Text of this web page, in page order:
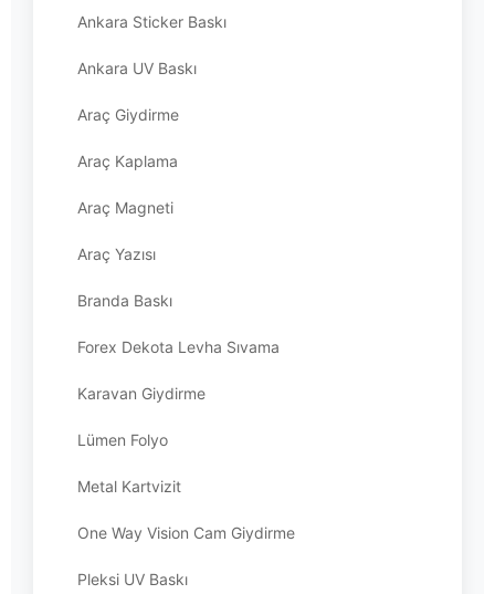
Ankara Sticker Baskı
Ankara UV Baskı
Araç Giydirme
Araç Kaplama
Araç Magneti
Araç Yazısı
Branda Baskı
Forex Dekota Levha Sıvama
Karavan Giydirme
Lümen Folyo
Metal Kartvizit
One Way Vision Cam Giydirme
Pleksi UV Baskı